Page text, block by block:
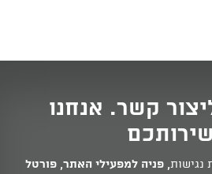
קשר. אנחנו
נגישות, פניה למפעילי האתר, פורטל